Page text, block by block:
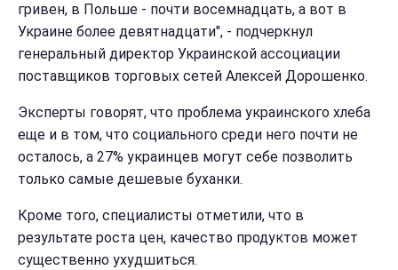
гривен, в Польше - почти восемнадцать, а вот в
Украине более девятнадцати", - подчеркнул
генеральный директор Украинской ассоциации
поставщиков торговых сетей Алексей Дорошенко.
Эксперты говорят, что проблема украинского хлеба
еще и в том, что социального среди него почти не
осталось, а 27% украинцев могут себе позволить
только самые дешевые буханки.
Кроме того, специалисты отметили, что в
результате роста цен, качество продуктов может
существенно ухудшиться.